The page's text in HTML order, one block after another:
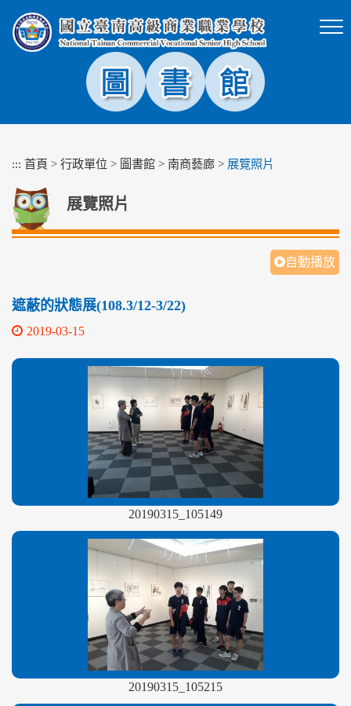
塊
::: 首頁 > 行政單位 > 圖書館 > 南商藝廊 > 展覽照片
展覽照片
自動播放
遮蔽的狀態展(108.3/12-3/22)
2019-03-15
20190315_105149
20190315_105215